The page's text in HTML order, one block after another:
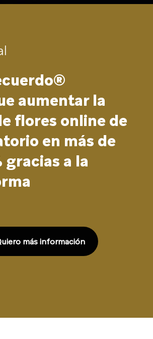
aumentar la
flores online de
en más de
gracias a la
más información